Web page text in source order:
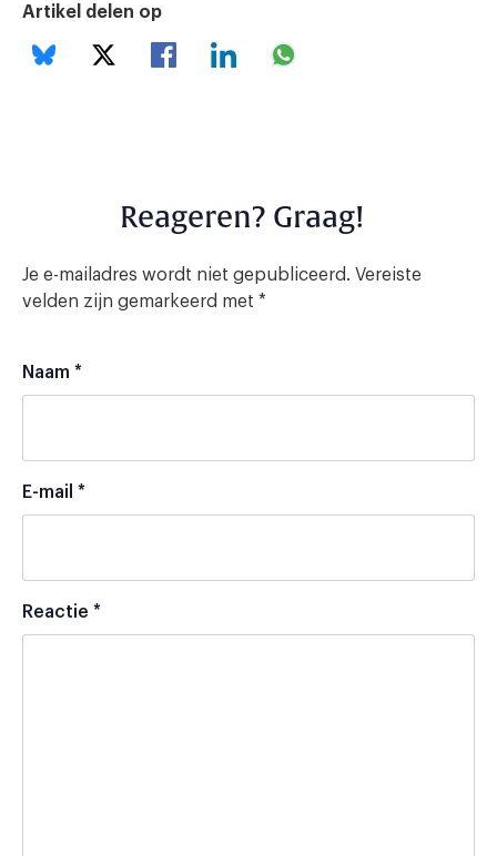
Artikel delen op
Reageren? Graag!
Je e-mailadres wordt niet gepubliceerd. Vereiste
velden zijn gemarkeerd met *
Naam *
E-mail *
Reactie *